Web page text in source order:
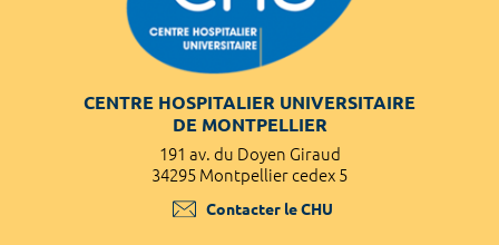
CENTRE HOSPITALIER UNIVERSITAIRE
DE MONTPELLIER
191 av. du Doyen Giraud
34295 Montpellier cedex 5
Contacter le CHU